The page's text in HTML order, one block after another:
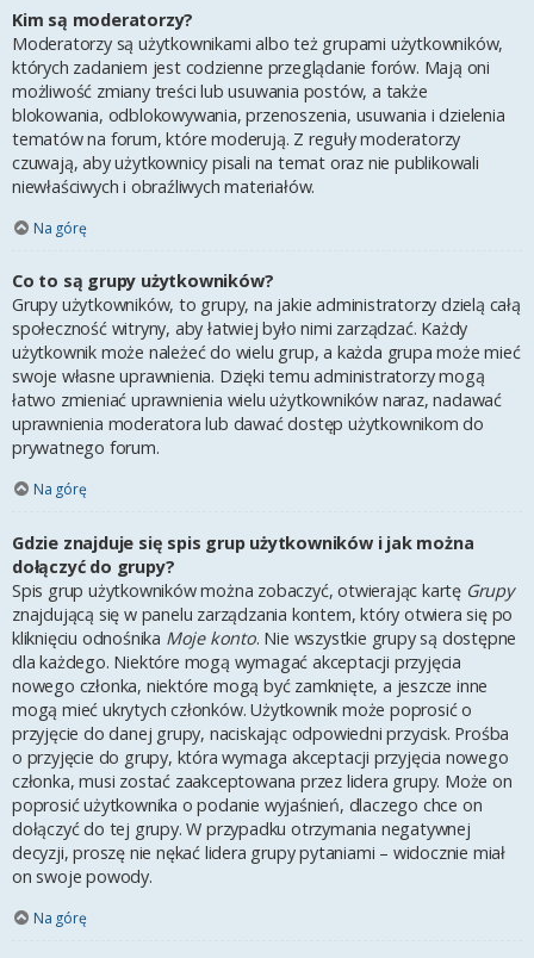
Kim są moderatorzy?
Moderatorzy są użytkownikami albo też grupami użytkowników,
których zadaniem jest codzienne przeglądanie forów. Mają oni
możliwość zmiany treści lub usuwania postów, a także
blokowania, odblokowywania, przenoszenia, usuwania i dzielenia
tematów na forum, które moderują. Z reguły moderatorzy
czuwają, aby użytkownicy pisali na temat oraz nie publikowali
niewłaściwych i obraźliwych materiałów.
Na górę
Co to są grupy użytkowników?
Grupy użytkowników, to grupy, na jakie administratorzy dzielą całą
społeczność witryny, aby łatwiej było nimi zarządzać. Każdy
użytkownik może należeć do wielu grup, a każda grupa może mieć
swoje własne uprawnienia. Dzięki temu administratorzy mogą
łatwo zmieniać uprawnienia wielu użytkowników naraz, nadawać
uprawnienia moderatora lub dawać dostęp użytkownikom do
prywatnego forum.
Na górę
Gdzie znajduje się spis grup użytkowników i jak można
dołączyć do grupy?
Spis grup użytkowników można zobaczyć, otwierając kartę Grupy
znajdującą się w panelu zarządzania kontem, który otwiera się po
kliknięciu odnośnika Moje konto. Nie wszystkie grupy są dostępne
dla każdego. Niektóre mogą wymagać akceptacji przyjęcia
nowego członka, niektóre mogą być zamknięte, a jeszcze inne
mogą mieć ukrytych członków. Użytkownik może poprosić o
przyjęcie do danej grupy, naciskając odpowiedni przycisk. Prośba
o przyjęcie do grupy, która wymaga akceptacji przyjęcia nowego
członka, musi zostać zaakceptowana przez lidera grupy. Może on
poprosić użytkownika o podanie wyjaśnień, dlaczego chce on
dołączyć do tej grupy. W przypadku otrzymania negatywnej
decyzji, proszę nie nękać lidera grupy pytaniami – widocznie miał
on swoje powody.
Na górę